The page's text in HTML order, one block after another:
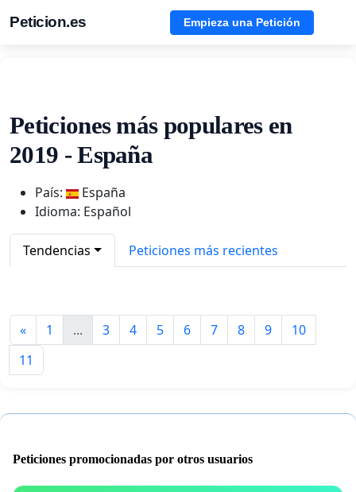
Peticion.es Empieza una Petición
Peticiones más populares en
2019 - España
País:
España
Idioma: Español
Tendencias Peticiones más recientes
« 1 ... 3 4 5 6 7 8 9
10
11
Peticiones promocionadas por otros usuarios